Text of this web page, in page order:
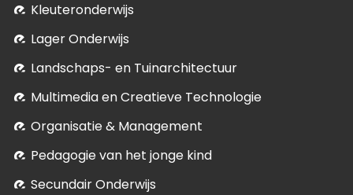
Kleuteronderwijs
Lager Onderwijs
Landschaps- en Tuinarchitectuur
Multimedia en Creatieve Technologie
Organisatie & Management
Pedagogie van het jonge kind
Secundair Onderwijs